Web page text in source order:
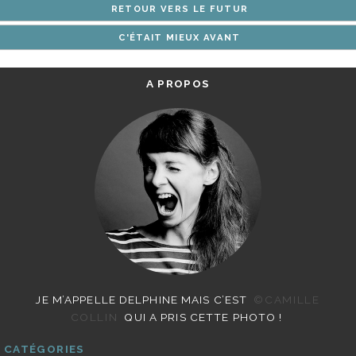
ARTICLES
RETOUR VERS LE FUTUR
C'ÉTAIT MIEUX AVANT
A PROPOS
JE M’APPELLE DELPHINE MAIS C’EST
©CAMILLE
COLLIN
QUI A PRIS CETTE PHOTO !
CATÉGORIES